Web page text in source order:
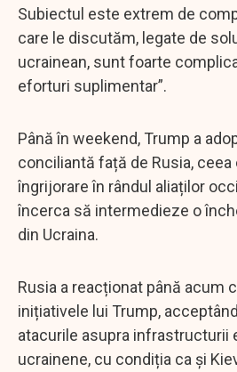
Subiectul este extrem de
care le discutăm, legate de
ucrainean, sunt foarte
eforturi suplimentar”.
Până în weekend, Trump a
conciliantă față de Rusia,
îngrijorare în rândul aliaților
încerca să intermedieze o
din Ucraina.
Rusia a reacționat până acum
inițiativele lui Trump,
atacurile asupra infrastructurii
ucrainene, cu condiția ca și